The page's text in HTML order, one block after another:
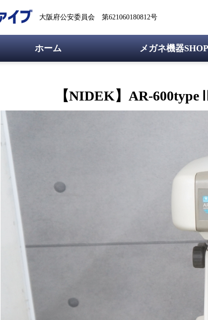
大阪府公安委員会 第621060180812号
ホーム メガネ機器SHOP
【NIDEK】AR-